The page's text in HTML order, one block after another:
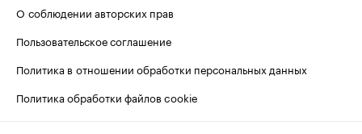
О соблюдении авторских прав
Пользовательское соглашение
Политика в отношении обработки персональных данных
Политика обработки файлов cookie